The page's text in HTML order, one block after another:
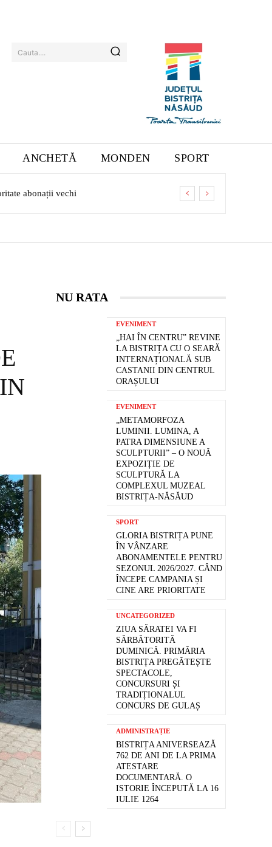
Cauta....
ANCHETĂ MONDEN SPORT
NU RATA
EVENIMENT
„HAI ÎN CENTRU” REVINE
LA BISTRIȚA CU O SEARĂ
INTERNAȚIONALĂ SUB
CASTANII DIN CENTRUL
ORAȘULUI
EVENIMENT
„METAMORFOZA
LUMINII. LUMINA, A
PATRA DIMENSIUNE A
SCULPTURII” – O NOUĂ
EXPOZIȚIE DE
SCULPTURĂ LA
COMPLEXUL MUZEAL
BISTRIȚA-NĂSĂUD
SPORT
GLORIA BISTRIȚA PUNE
ÎN VÂNZARE
ABONAMENTELE PENTRU
SEZONUL 2026/2027. CÂND
ÎNCEPE CAMPANIA ȘI
CINE ARE PRIORITATE
UNCATEGORIZED
ZIUA SĂRATEI VA FI
SĂRBĂTORITĂ
DUMINICĂ. PRIMĂRIA
BISTRIȚA PREGĂTEȘTE
SPECTACOLE,
CONCURSURI ȘI
TRADIȚIONALUL
CONCURS DE GULAȘ
ADMINISTRAȚIE
BISTRIȚA ANIVERSEAZĂ
762 DE ANI DE LA PRIMA
ATESTARE
DOCUMENTARĂ. O
ISTORIE ÎNCEPUTĂ LA 16
IULIE 1264